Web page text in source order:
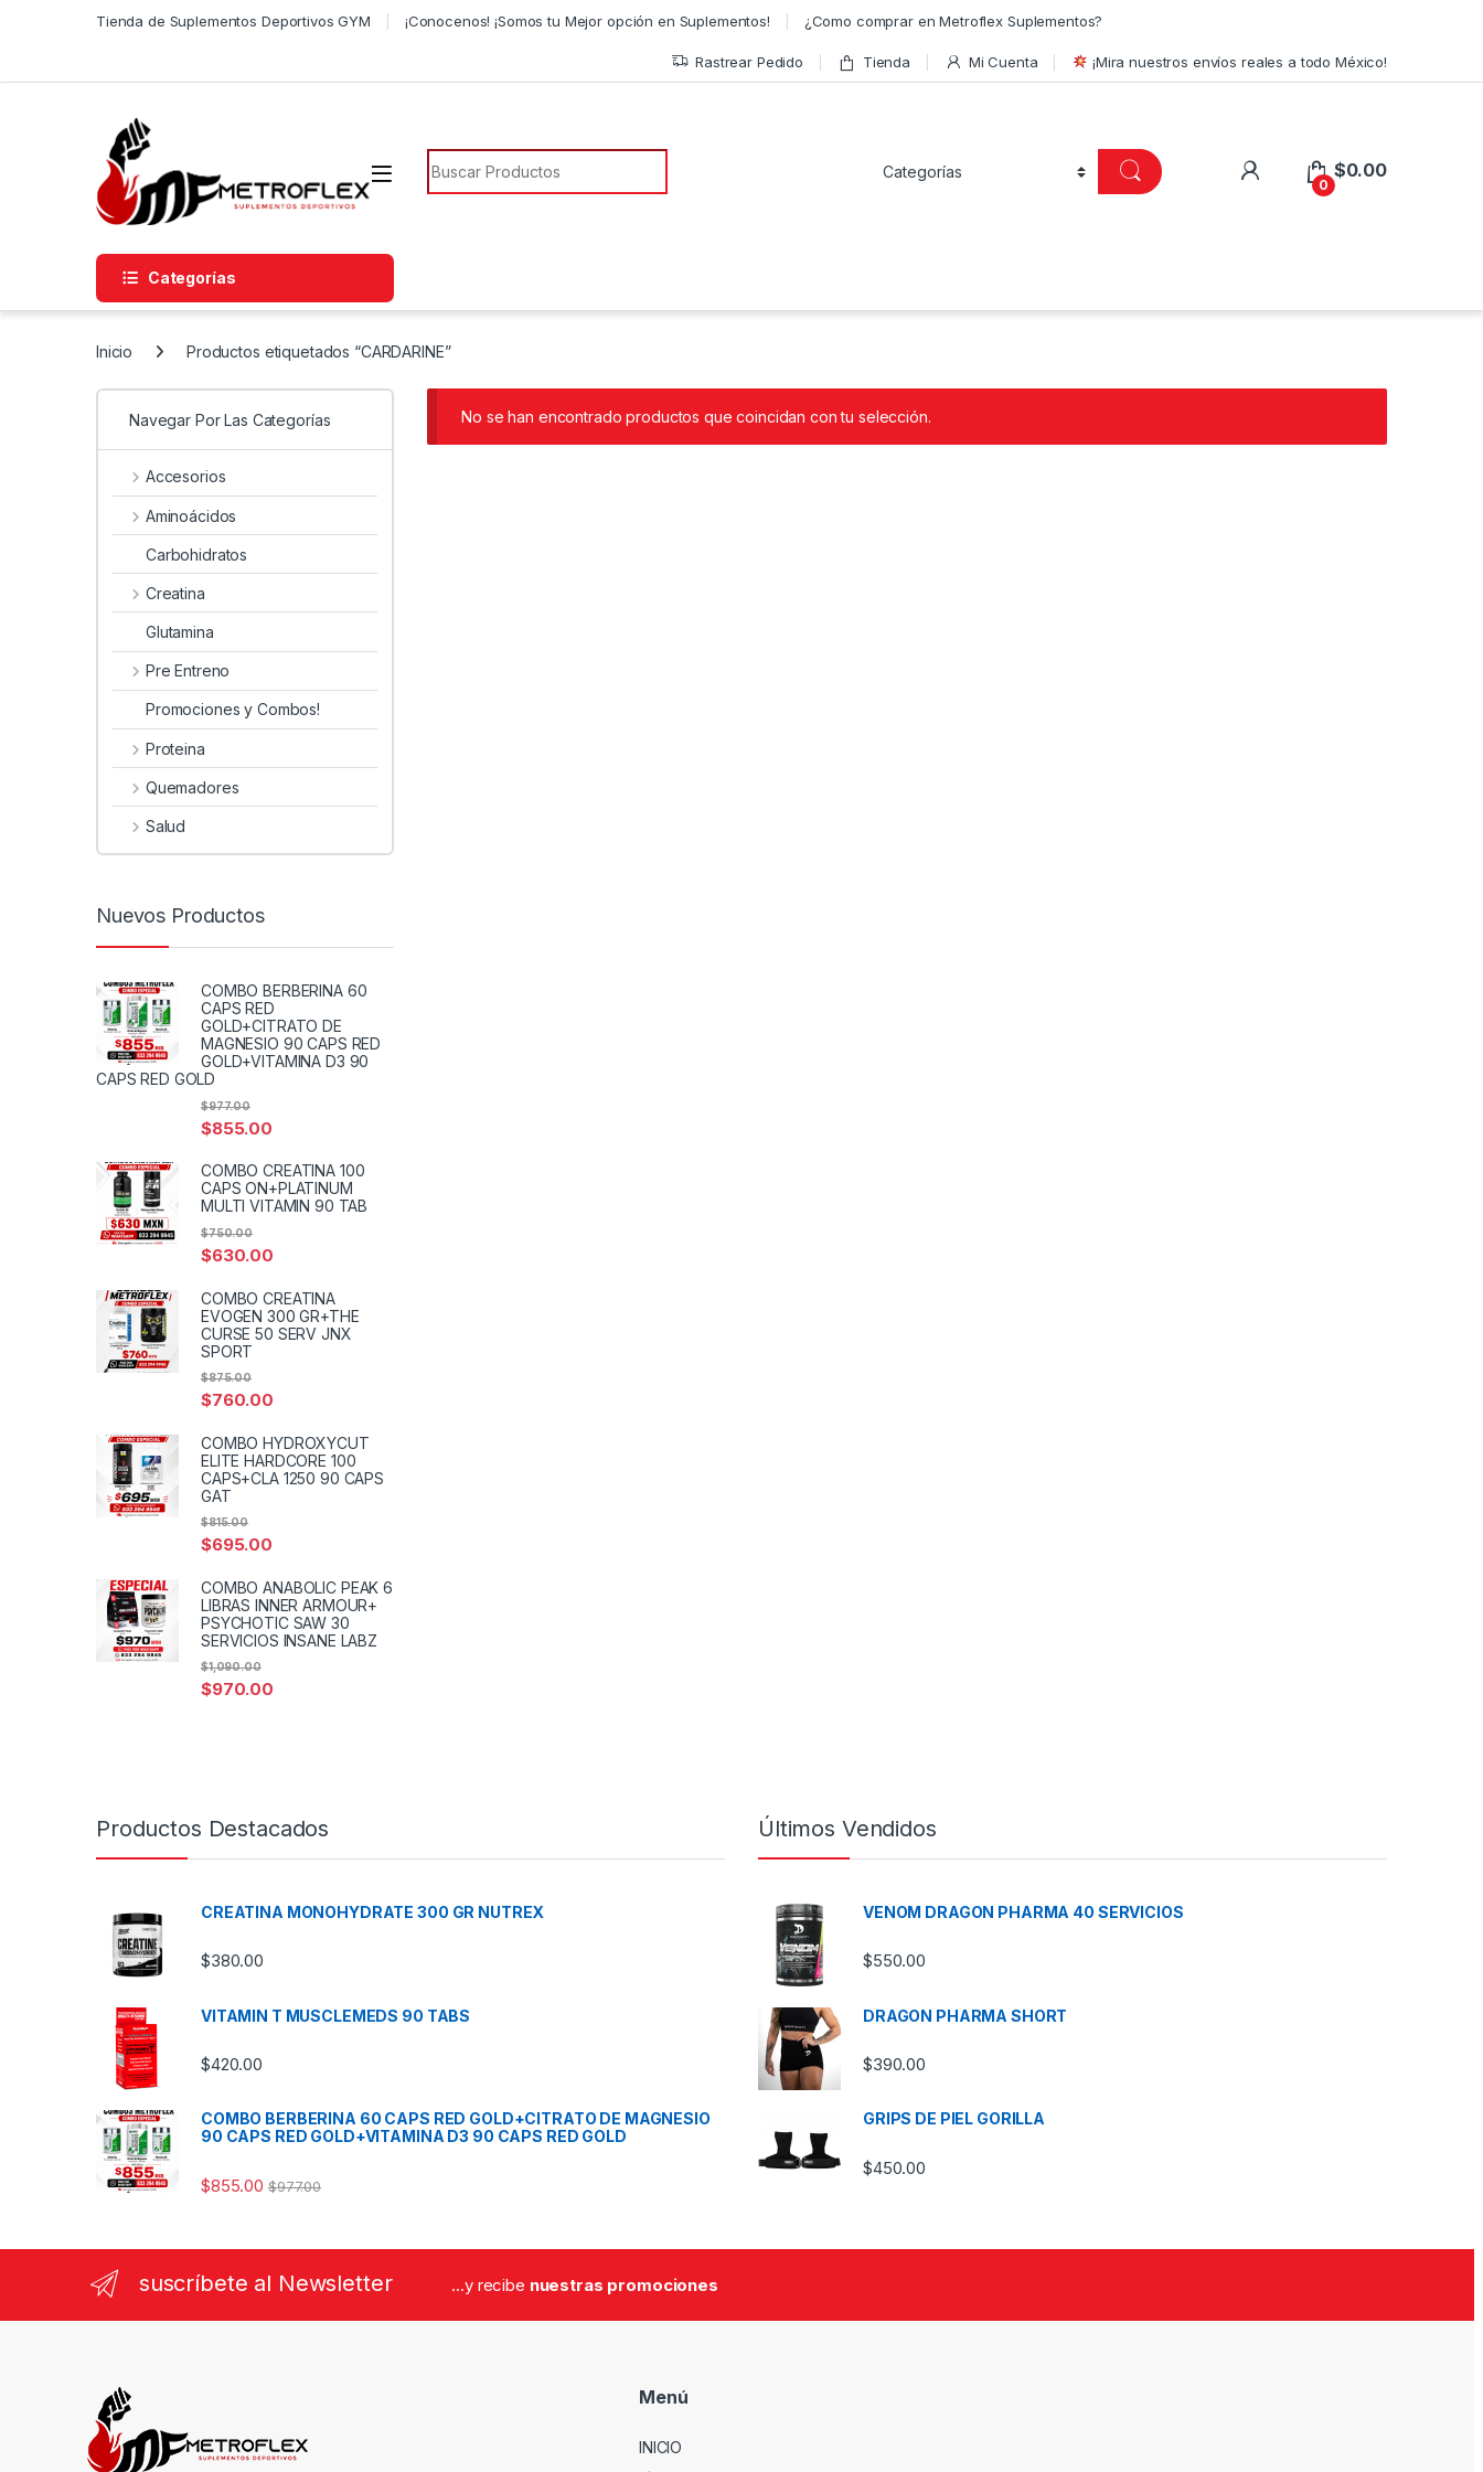
Tienda de Suplementos Deportivos GYM ¡Conocenos! ¡Somos tu Mejor opción en Suplementos! ¿Como comprar en Metroflex Suplementos?
Rastrear Pedido Tienda Mi Cuenta ¡Mira nuestros envíos reales a todo México!
Búsqueda de:
0
$0.00
Categorías
Inicio Productos etiquetados “CARDARINE”
No se han encontrado productos que coincidan con tu selección.
Navegar Por Las Categorías
Accesorios
Aminoácidos
Carbohidratos
Creatina
Glutamina
Pre Entreno
Promociones y Combos!
Proteina
Quemadores
Salud
Nuevos Productos
COMBO BERBERINA 60
CAPS RED
GOLD+CITRATO DE
MAGNESIO 90 CAPS RED
GOLD+VITAMINA D3 90
CAPS RED GOLD
$855.00
$977.00
COMBO CREATINA 100
CAPS ON+PLATINUM
MULTI VITAMIN 90 TAB
$630.00
$750.00
COMBO CREATINA
EVOGEN 300 GR+THE
CURSE 50 SERV JNX
SPORT
$760.00
$875.00
COMBO HYDROXYCUT
ELITE HARDCORE 100
CAPS+CLA 1250 90 CAPS
GAT
$695.00
$815.00
COMBO ANABOLIC PEAK 6
LIBRAS INNER ARMOUR+
PSYCHOTIC SAW 30
SERVICIOS INSANE LABZ
$970.00
$1,090.00
Productos Destacados
CREATINA MONOHYDRATE 300 GR NUTREX
$380.00
VITAMIN T MUSCLEMEDS 90 TABS
$420.00
COMBO BERBERINA 60 CAPS RED GOLD+CITRATO DE MAGNESIO
90 CAPS RED GOLD+VITAMINA D3 90 CAPS RED GOLD
$855.00 $977.00
Últimos Vendidos
VENOM DRAGON PHARMA 40 SERVICIOS
$550.00
DRAGON PHARMA SHORT
$390.00
GRIPS DE PIEL GORILLA
$450.00
suscríbete al Newsletter ...y recibe nuestras promociones
Menú
INICIO